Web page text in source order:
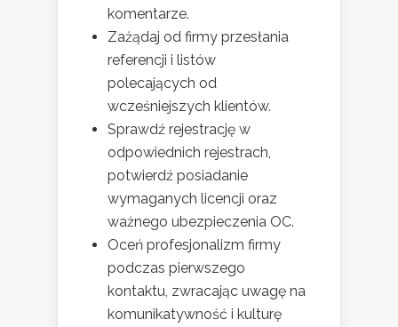
komentarze.
Zażądaj od firmy przesłania
referencji i listów
polecających od
wcześniejszych klientów.
Sprawdź rejestrację w
odpowiednich rejestrach,
potwierdź posiadanie
wymaganych licencji oraz
ważnego ubezpieczenia OC.
Oceń profesjonalizm firmy
podczas pierwszego
kontaktu, zwracając uwagę na
komunikatywność i kulturę